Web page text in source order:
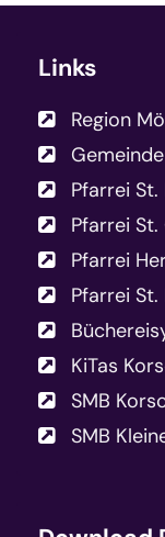
Links
Region
Pfarrei
Pfarrei
Pfarrei
Pfarrei St.
KiTas
SMB
SMB